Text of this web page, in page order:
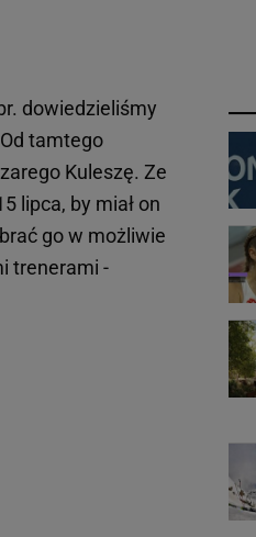
dowiedzieliśmy
tamtego
Kuleszę. Ze
lipca, by miał on
go w możliwie
trenerami -